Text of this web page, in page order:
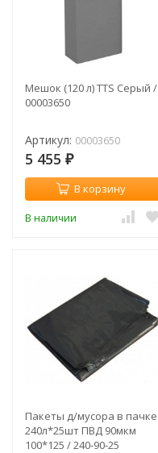
Мешок (120 л) TTS Серый /
00003650
Артикул: 00003650
5 455 ₽
В корзину
В наличии
Пакеты д/мусора в пачке
240л*25шт ПВД 90мкм
100*125 / 240-90-25